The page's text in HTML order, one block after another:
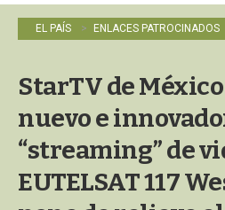
EL PAÍS ENLACES PATROCINADOS
StarTV de
nuevo e
“streaming” de
EUTELSAT 117